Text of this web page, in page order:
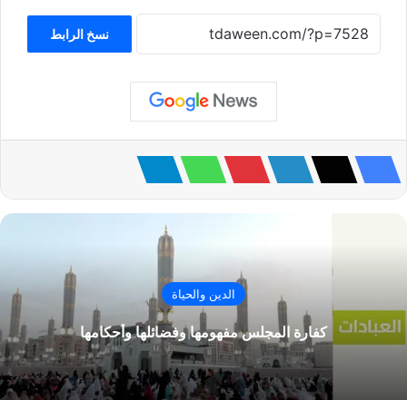
نسخ الرابط
الدين والحياة
كفارة المجلس مفهومها وفضائلها وأحكامها